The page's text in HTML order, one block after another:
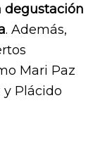
degustación
. Además,
Mari Paz
Plácido